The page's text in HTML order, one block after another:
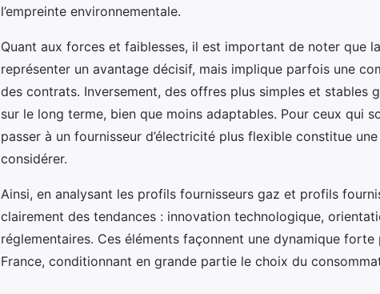
l’empreinte environnementale.
Quant aux forces et faiblesses, il est important de noter que
représenter un avantage décisif, mais implique parfois une
des contrats. Inversement, des offres plus simples et stables
sur le long terme, bien que moins adaptables. Pour ceux qui
passer à un fournisseur d’électricité plus flexible constitue
considérer.
Ainsi, en analysant les profils fournisseurs gaz et profils
clairement des tendances : innovation technologique,
réglementaires. Ces éléments façonnent une dynamique
France, conditionnant en grande partie le choix du